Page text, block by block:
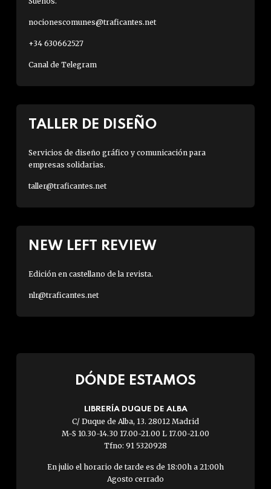
nocionescomunes@traficantes.net
+34 630662527
Canal de Telegram
TALLER DE DISEÑO
Servicios de diseño gráfico y comunicación para
empresas solidarias.
taller@traficantes.net
NEW LEFT REVIEW
Edición en castellano de la revista.
nlr@traficantes.net
DÓNDE ESTAMOS
LIBRERÍA DUQUE DE ALBA
C/ Duque de Alba, 13. 28012 Madrid
M-S 10.30-14.30 17.00-21.00 L 17.00-21.00
Tfno: 91 5320928
En julio el horario de tarde es de 18:00h a 21:00h
Agosto cerrado